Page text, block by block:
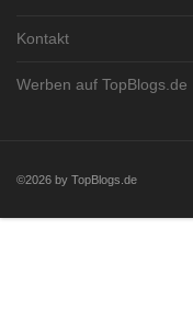
Kontakt
Werben auf TopBlogs.de
©2026 by TopBlogs.de